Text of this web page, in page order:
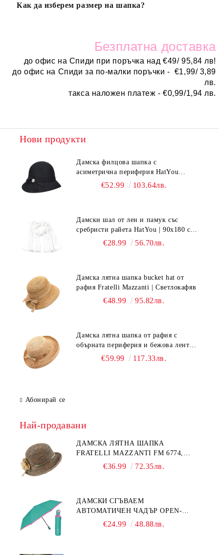
Как да изберем размер на шапка?
Безплатна доставка
до офис на Спиди при поръчка над€49/ 95,84 лв!
до офис на Спиди за по-малки поръчки - €1,99/ 3,89
лв.
такса наложен платеж -€0,99/1,94 лв.
Нови продукти
Дамска филцова шапка с
асиметрична периферия HatYou
CF0376 | Черен
€52.99 103.64лв.
Дамски шал от лен и памук със
сребристи райета HatYou | 90x180 см |
€28.99 56.70лв.
Дамска лятна шапка bucket hat от
рафия Fratelli Mazzanti | Светлокафяв
€48.99 95.82лв.
Дамска лятна шапка от рафия с
обърната периферия и бежова лента
Fratelli Mazzanti | Натурален
€59.99 117.33лв.
Абонирай се
Най-продавани
ДАМСКА ЛЯТНА ШАПКА
FRATELLI MAZZANTI FM 6774,
НАТУРАЛЕН/ЖЪЛТО ЦВЕТЕ
€36.99 72.35лв.
ДАМСКИ СГЪВАЕМ
АВТОМАТИЧЕН ЧАДЪР OPEN-
CLOSE | PERLETTI TECHNOLOGY
€24.99 48.88лв.